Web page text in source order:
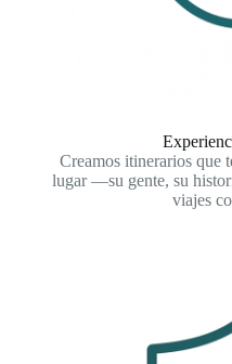
Creamos itinerarios que
lugar —su gente, su
viajes